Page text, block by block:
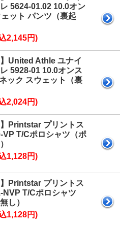
5624-01.02 10.0オン
ット パンツ（裏起
2,145円)
】United Athle ユナイ
5928-01 10.0オンス
ック スウェット（裏
2,024円)
】Printstar プリントス
VP T/Cポロシャツ（ポ
1,128円)
】Printstar プリントス
NVP T/Cポロシャツ
し）
1,128円)